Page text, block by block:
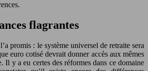
flagrantes
promis : le système universel de retraite sera
euro cotisé devrait donner accès aux mêmes
Il y a eu certes des réformes dans ce domaine